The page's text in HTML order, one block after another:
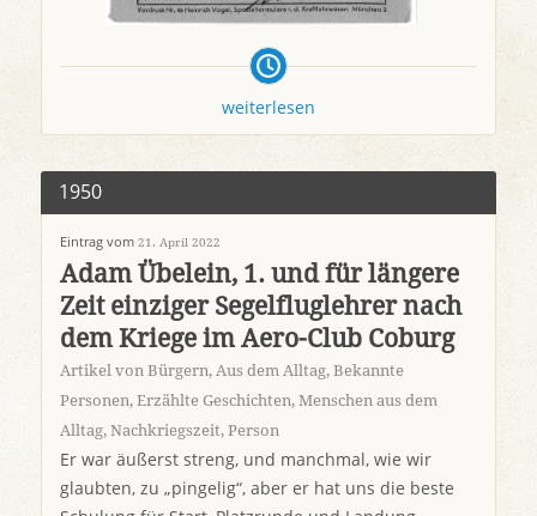
weiterlesen
1950
Eintrag vom 21. April 2022
Adam Übelein, 1. und für längere
Zeit einziger Segelfluglehrer nach
dem Kriege im Aero-Club Coburg
Artikel von Bürgern, Aus dem Alltag, Bekannte
Personen, Erzählte Geschichten, Menschen aus dem
Alltag, Nachkriegszeit, Person
Er war äußerst streng, und manchmal, wie wir
glaubten, zu „pingelig“, aber er hat uns die beste